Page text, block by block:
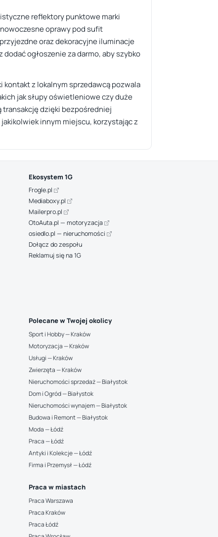
reflektory punktowe marki
oprawy pod sufit
oraz dekoracyjne iluminacje
ogłoszenie za darmo, aby szybko
z lokalnym sprzedawcą pozwala
jak słupy oświetleniowe czy duże
dzięki bezpośredniej
innym miejscu, korzystając z
Ekosystem 1G
Frogle.pl
Mediaboxy.pl
Mailerpro.pl
OtoAuta.pl — motoryzacja
osiedlo.pl — nieruchomości
Dołącz do zespołu
Reklamuj się na 1G
Polecane w Twojej okolicy
Sport i Hobby — Kraków
Motoryzacja — Kraków
Usługi — Kraków
Zwierzęta — Kraków
Nieruchomości sprzedaż — Białystok
Dom i Ogród — Białystok
Nieruchomości wynajem — Białystok
Budowa i Remont — Białystok
Moda — Łódź
Praca — Łódź
Antyki i Kolekcje — Łódź
Firma i Przemysł — Łódź
Praca w miastach
Praca Warszawa
Praca Kraków
Praca Łódź